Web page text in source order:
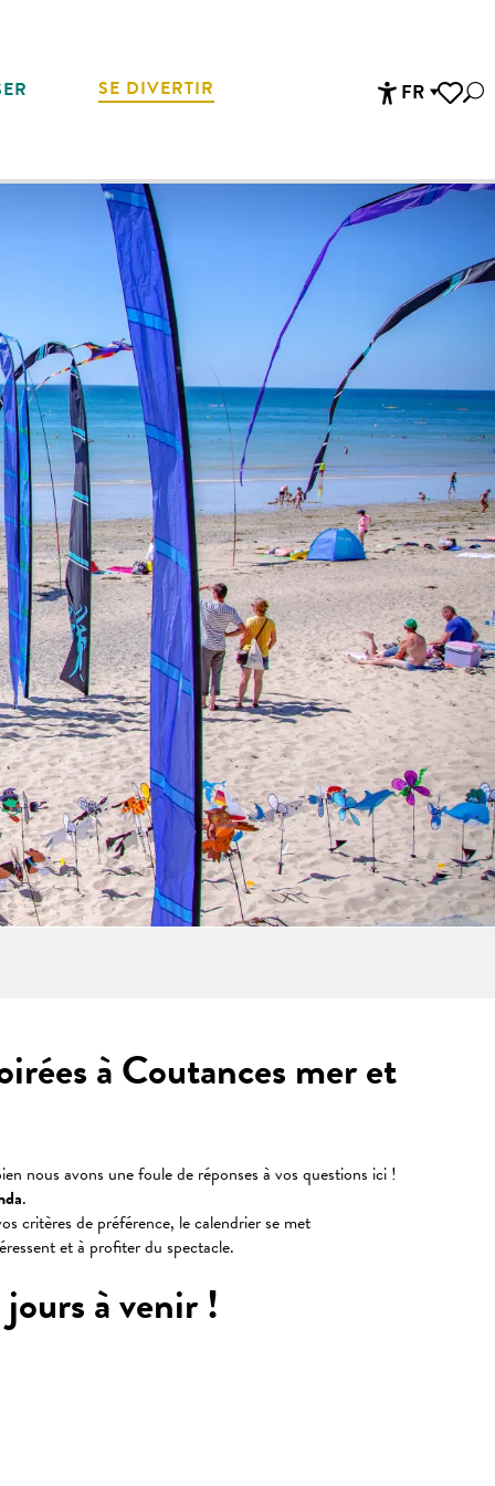
FR
SE DIVERTIR
à Coutances mer et
nous avons une foule de réponses à vos questions ici !
.
critères de préférence, le calendrier se met
et à profiter du spectacle.
à venir !